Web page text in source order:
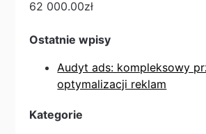
62 000.00zł
Ostatnie wpisy
Audyt ads: kompleksowy
optymalizacji reklam
Kategorie